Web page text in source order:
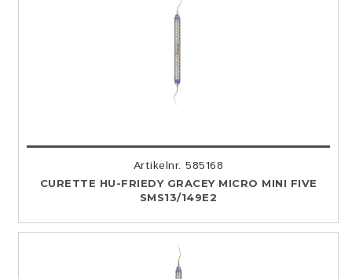
Artikelnr. 585168
CURETTE HU-FRIEDY GRACEY MICRO MINI FIVE
SMS13/149E2